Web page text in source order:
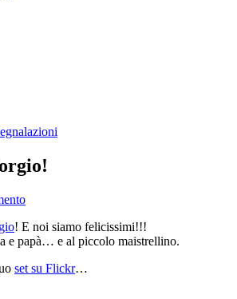
! E noi siamo felicissimi!!!
e papà… e al piccolo maistrellino.
set su Flickr…